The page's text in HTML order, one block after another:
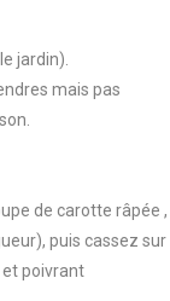
jardin).
mais pas
de carotte râpée ,
puis cassez sur
poivrant